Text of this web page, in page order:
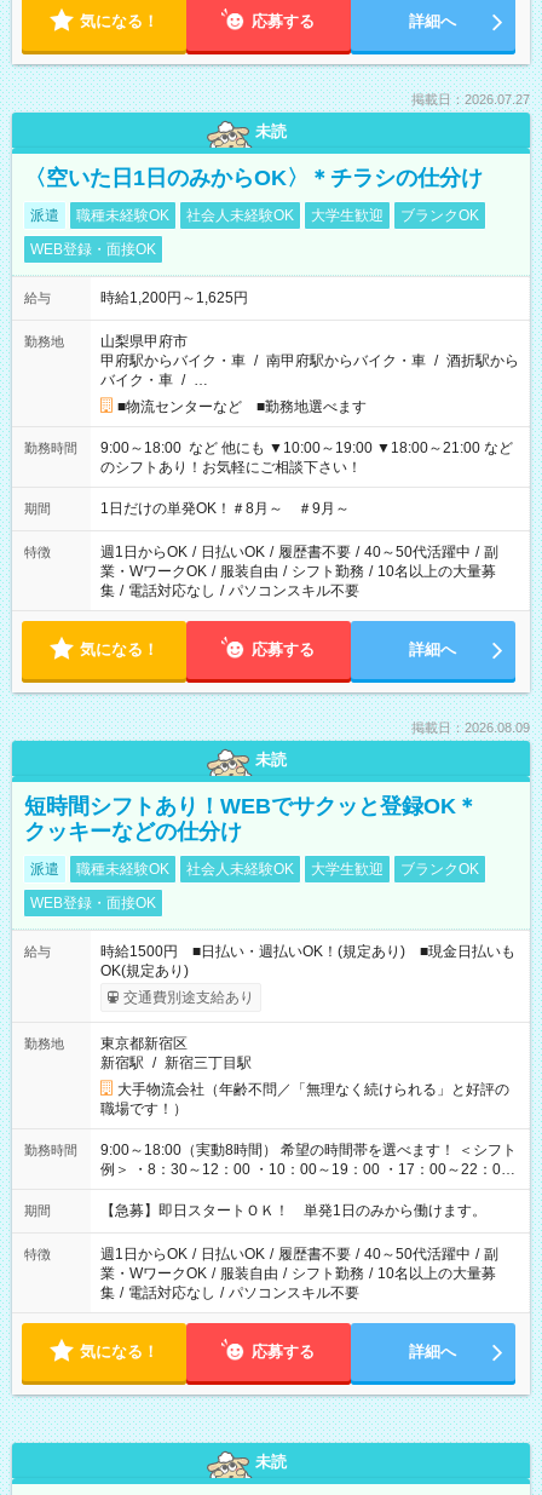
気になる！ 応募する 詳細へ
掲載日：2026.07.27
未読
〈空いた日1日のみからOK〉＊チラシの仕分け
派遣 職種未経験OK 社会人未経験OK 大学生歓迎
ブランクOK
WEB登録・面接OK
給与 時給1,200円～1,625円
勤務地
山梨県甲府市
甲府駅からバイク・車 / 南甲府駅からバイク・車 / 酒折駅から
バイク・車 / …
■物流センターなど ■勤務地選べます
勤務時間
9:00～18:00 など 他にも ▼10:00～19:00 ▼18:00～21:00 など
のシフトあり！お気軽にご相談下さい！
期間 1日だけの単発OK！＃8月～ ＃9月～
特徴 週1日からOK / 日払いOK / 履歴書不要 / 40～50代活躍中 / 副
業・WワークOK / 服装自由 / シフト勤務 / 10名以上の大量募
集 / 電話対応なし / パソコンスキル不要
気になる！ 応募する 詳細へ
掲載日：2026.08.09
未読
短時間シフトあり！WEBでサクッと登録OK＊
クッキーなどの仕分け
派遣 職種未経験OK 社会人未経験OK 大学生歓迎
ブランクOK
WEB登録・面接OK
給与
時給1500円 ■日払い・週払いOK！(規定あり) ■現金日払いも
OK(規定あり)
交通費別途支給あり
勤務地
東京都新宿区
新宿駅 / 新宿三丁目駅
大手物流会社（年齢不問／「無理なく続けられる」と好評の
職場です！）
勤務時間
9:00～18:00（実動8時間） 希望の時間帯を選べます！ ＜シフト
例＞ ・8：30～12：00 ・10：00～19：00 ・17：00～22：00
・13：00～22：00 ・22：00～翌6：00 など
期間 【急募】即日スタートＯＫ！ 単発1日のみから働けます。
特徴 週1日からOK / 日払いOK / 履歴書不要 / 40～50代活躍中 / 副
業・WワークOK / 服装自由 / シフト勤務 / 10名以上の大量募
集 / 電話対応なし / パソコンスキル不要
気になる！ 応募する 詳細へ
未読